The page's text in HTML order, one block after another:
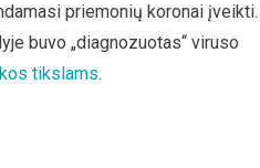
priemonių koronai įveikti.
buvo „diagnozuotas“ viruso
tikslams.